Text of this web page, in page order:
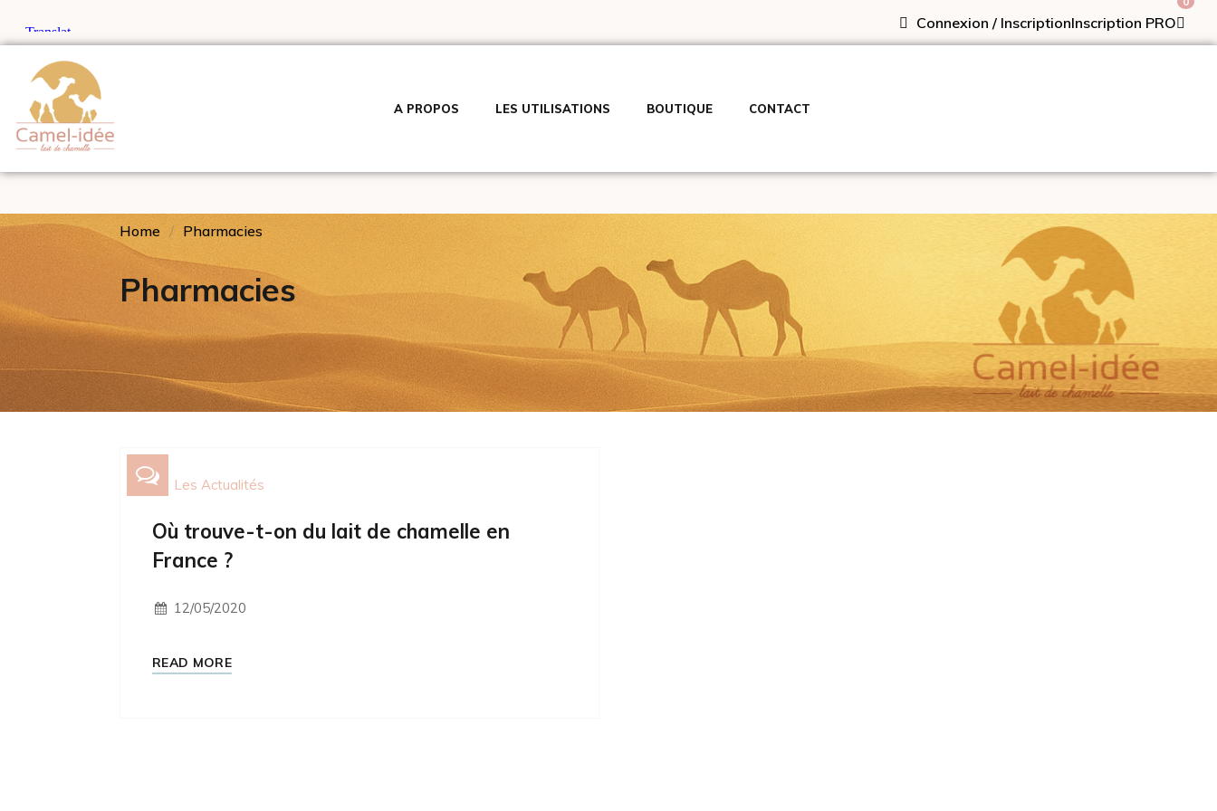
Connexion / InscriptionInscription PRO
A PROPOS LES UTILISATIONS BOUTIQUE CONTACT
Home Pharmacies
Pharmacies
Les Actualités
Où trouve-t-on du lait de chamelle en
France ?
12/05/2020
READ MORE